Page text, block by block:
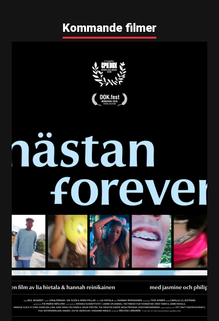
Kommande filmer